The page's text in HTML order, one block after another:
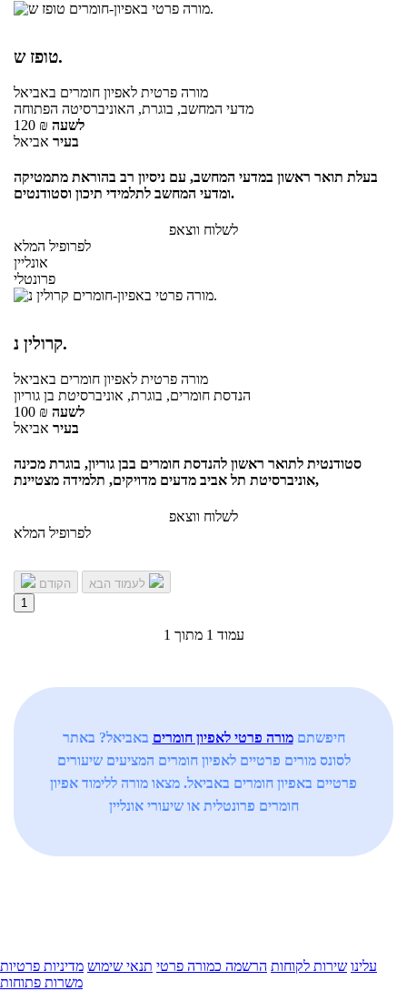
טופז ש.
מורה פרטית לאפיון חומרים באביאל
מדעי המחשב, בוגרת, האוניברסיטה הפתוחה
120 ₪ לשעה
בעיר אביאל
בעלת תואר ראשון במדעי המחשב, עם ניסיון רב בהוראת מתמטיקה
ומדעי המחשב לתלמידי תיכון וסטודנטים.
לשלוח ווצאפ
לפרופיל המלא
אונליין
פרונטלי
קרולין נ.
מורה פרטית לאפיון חומרים באביאל
הנדסת חומרים, בוגרת, אוניברסיטת בן גוריון
100 ₪ לשעה
בעיר אביאל
סטודנטית לתואר ראשון להנדסת חומרים בבן גוריון, בוגרת מכינה
אוניברסיטת תל אביב מדעים מדויקים, תלמידה מצטיינת,
לשלוח ווצאפ
לפרופיל המלא
הקודם
1
עמוד 1 מתוך 1
חיפשתםמורה פרטי לאפיון חומרים באביאל? באתר
לסונס מורים פרטיים לאפיון חומרים המציעים שיעורים
פרטיים באפיון חומרים באביאל. מצאו מורה ללימוד אפיון
חומרים פרונטלית או שיעורי אונליין
עלינו שירות לקוחות הרשמה כמורה פרטי תנאי שימוש מדיניות פרטיות
משרות פתוחות